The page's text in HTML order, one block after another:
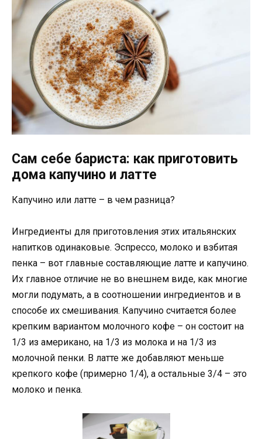
Сам себе бариста: как приготовить
дома капучино и латте
Капучино или латте – в чем разница?
Ингредиенты для приготовления этих итальянских
напитков одинаковые. Эспрессо, молоко и взбитая
пенка – вот главные составляющие латте и капучино.
Их главное отличие не во внешнем виде, как многие
могли подумать, а в соотношении ингредиентов и в
способе их смешивания. Капучино считается более
крепким вариантом молочного кофе – он состоит на
1/3 из американо, на 1/3 из молока и на 1/3 из
молочной пенки. В латте же добавляют меньше
крепкого кофе (примерно 1/4), а остальные 3/4 – это
молоко и пенка.